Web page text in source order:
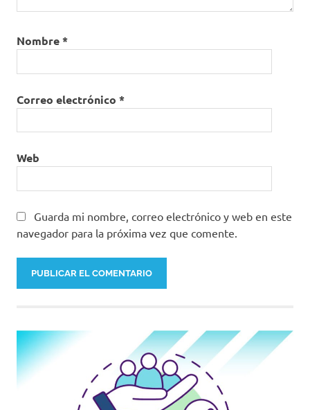
Nombre*
Correo electrónico *
Web
Guarda mi nombre, correo electrónico y web en este
navegador para la próxima vez que comente.